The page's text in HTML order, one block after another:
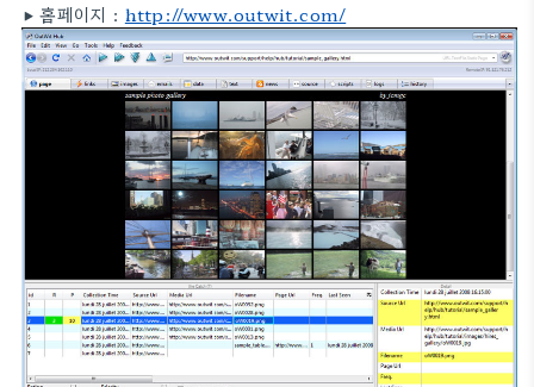
▶ 홈페이지 : http://www.outwit.com/